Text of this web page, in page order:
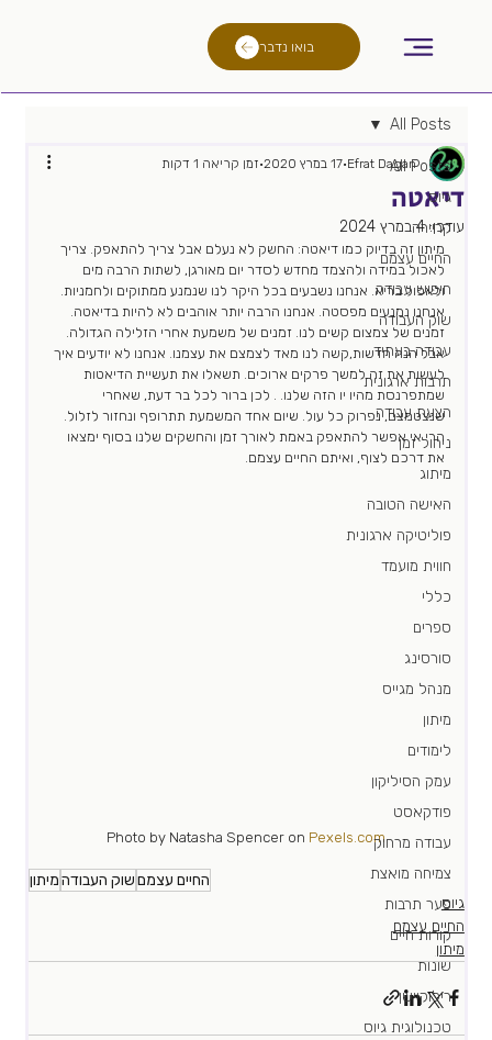
בואו נדבר
All Posts
גיוס
קריירה
החיים עצמם
חיפוש עבודה
שוק העבודה
עבודה בעתיד
תרבות ארגונית
הצעת עבודה
ניהול זמן
מיתוג
האישה הטובה
פוליטיקה ארגונית
חווית מועמד
כללי
ספרים
סורסינג
מנהל מגייס
מיתון
לימודים
עמק הסיליקון
פודקאסט
עבודה מרחוק
צמיחה מואצת
פער תרבות
קורות חיים
שונות
רילוקיישן
טכנולוגית גיוס
All Posts
דיאטה
Efrat Dagan 17 במרץ 2020 זמן קריאה 1 דקות
עודכן:4 במרץ 2024
מיתון זה בדיוק כמו דיאטה: החשק לא נעלם אבל צריך להתאפק. צריך
לאכול במידה ולהצמד מחדש לסדר יום מאורגן, לשתות הרבה מים
ולאכול בריא. אנחנו נשבעים בכל היקר לנו שנמנע ממתוקים ולחמניות.
אנחנו נמנעים מפסטה. אנחנו הרבה יותר אוהבים לא להיות בדיאטה.
זמנים של צמצום קשים לנו. זמנים של משמעת אחרי הזלילה הגדולה.
אבל הנה חדשות,קשה לנו מאד לצמצם את עצמנו. אנחנו לא יודעים איך
לעשות את זה למשך פרקים ארוכים. תשאלו את תעשיית הדיאטות
שמתפרנסת מהיו יו הזה שלנו. . לכן ברור לכל בר דעת, שאחרי
שנצטמצם, נפרוק כל עול. שיום אחד המשמעת תתרופף ונחזור לזלול.
הרי אי אפשר להתאפק באמת לאורך זמן והחשקים שלנו בסוף ימצאו
את דרכם לצוף, ואיתם החיים עצמם.
Photo by Natasha Spencer on Pexels.com
החיים עצמםשוק העבודהמיתון
גיוס
החיים עצמם
מיתון